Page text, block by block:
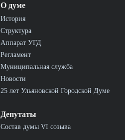
О думе
История
Структура
Аппарат УГД
Регламент
Муниципальная служба
Новости
25 лет Ульяновской Городской Думе
Депутаты
Состав думы VI созыва